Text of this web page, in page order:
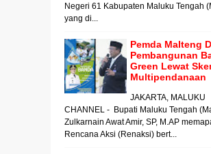
Negeri 61 Kabupaten Maluku Tengah
yang di...
Pemda Malteng
Pembangunan
Green Lewat
Multipendanaan
JAKARTA, MALUKU
CHANNEL - Bupati Maluku Tengah
Zulkarnain Awat Amir, SP, M.AP
Rencana Aksi (Renaksi) bert...